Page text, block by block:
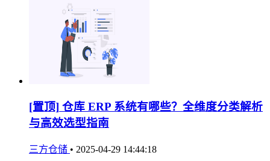
[置顶] 仓库 ERP 系统有哪些？全维度分类解析
与高效选型指南
三方仓储 • 2025-04-29 14:44:18